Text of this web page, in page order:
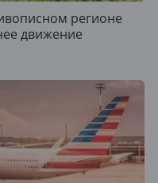
регионе
движение